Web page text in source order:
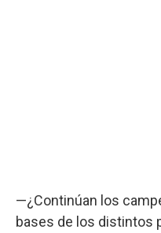
—¿Continúan los
bases de los distintos